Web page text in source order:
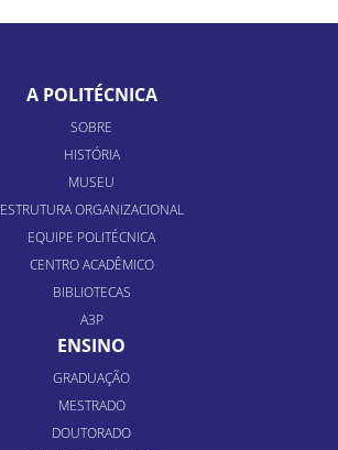
A POLITÉCNICA
SOBRE
HISTÓRIA
MUSEU
ESTRUTURA ORGANIZACIONAL
EQUIPE POLITÉCNICA
CENTRO ACADÊMICO
BIBLIOTECAS
A3P
ENSINO
GRADUAÇÃO
MESTRADO
DOUTORADO